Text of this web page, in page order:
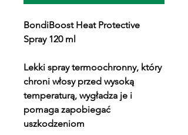
BondiBoost Heat Protective
Spray 120 ml
Lekki spray termoochronny, który
chroni włosy przed wysoką
temperaturą, wygładza je i
pomaga zapobiegać
uszkodzeniom